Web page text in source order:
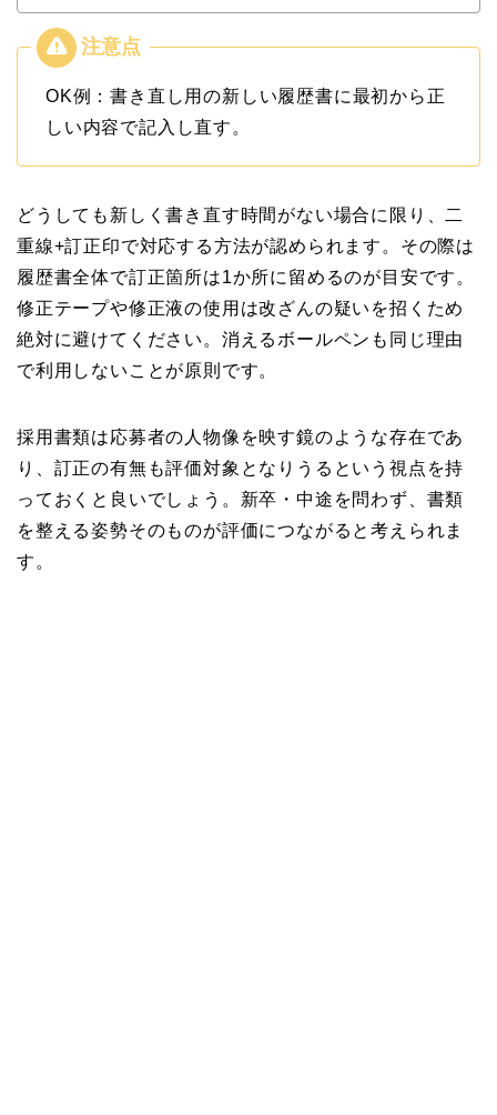
OK例：書き直し用の新しい履歴書に最初から正
しい内容で記入し直す。
どうしても新しく書き直す時間がない場合に限り、二
重線+訂正印で対応する方法が認められます。その際は
履歴書全体で訂正箇所は1か所に留めるのが目安です。
修正テープや修正液の使用は改ざんの疑いを招くため
絶対に避けてください。消えるボールペンも同じ理由
で利用しないことが原則です。
採用書類は応募者の人物像を映す鏡のような存在であ
り、訂正の有無も評価対象となりうるという視点を持
っておくと良いでしょう。新卒・中途を問わず、書類
を整える姿勢そのものが評価につながると考えられま
す。